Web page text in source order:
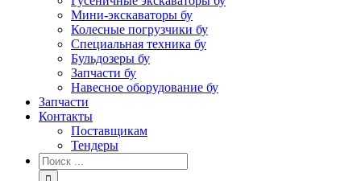
Мини-экскаваторы бу
Колесные погрузчики бу
Специальная техника бу
Бульдозеры бу
Запчасти бу
Навесное оборудование бу
Запчасти
Контакты
Поставщикам
Тендеры
Результат
поиска: